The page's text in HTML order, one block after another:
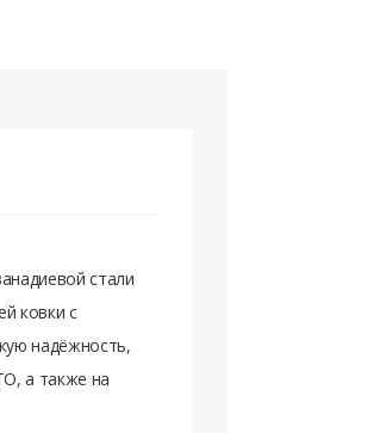
стали
ковки с
надёжность,
а также на